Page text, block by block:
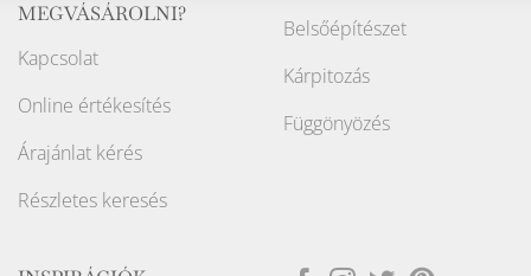
MEGVÁSÁROLNI?
Kapcsolat
Online értékesítés
Árajánlat kérés
Részletes keresés
Belsőépítészet
Kárpitozás
Függönyözés